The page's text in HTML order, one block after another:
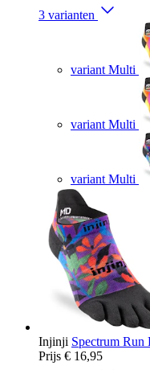
3 varianten
variant Multi
variant Multi
variant Multi
Injinji Spectrum
Prijs € 16,95